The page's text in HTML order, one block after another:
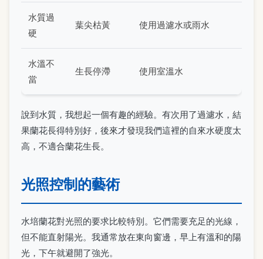
水質過
硬
葉尖枯黃 使用過濾水或雨水
水溫不
當
生長停滯 使用室溫水
說到水質，我想起一個有趣的經驗。有次用了過濾水，結
果蘭花長得特別好，後來才發現我們這裡的自來水硬度太
高，不適合蘭花生長。
光照控制的藝術
水培蘭花對光照的要求比較特別。它們需要充足的光線，
但不能直射陽光。我通常放在東向窗邊，早上有溫和的陽
光，下午就避開了強光。